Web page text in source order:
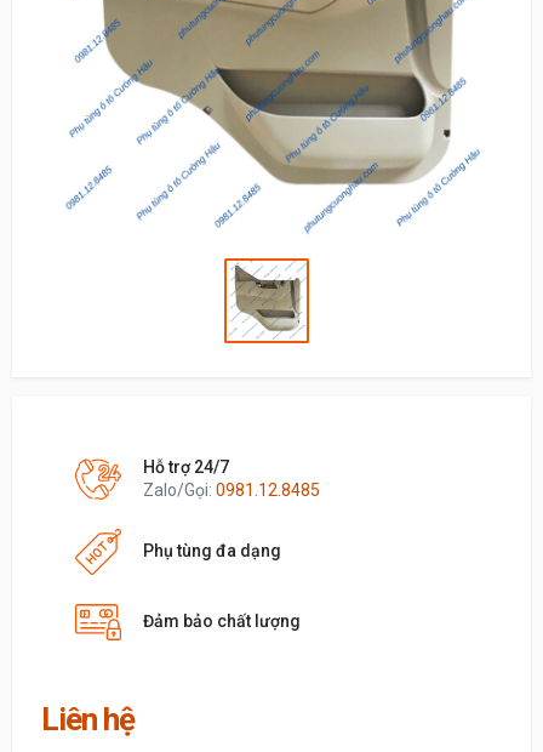
Hỗ trợ 24/7
Zalo/Gọi: 0981.12.8485
Phụ tùng đa dạng
Đảm bảo chất lượng
Liên hệ